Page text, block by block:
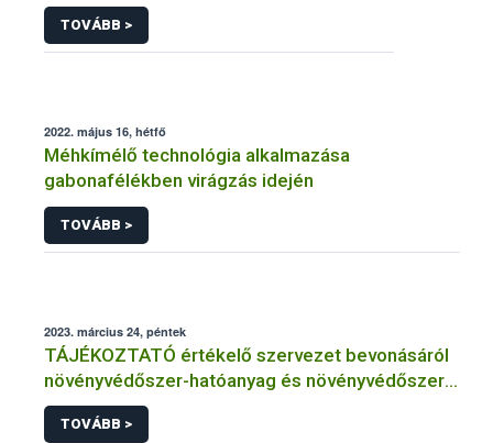
TOVÁBB >
2022. május 16, hétfő
Méhkímélő technológia alkalmazása
gabonafélékben virágzás idején
TOVÁBB >
2023. március 24, péntek
TÁJÉKOZTATÓ értékelő szervezet bevonásáról
növényvédőszer-hatóanyag és növényvédőszer
engedélyezésére, továbbá a meglévő engedély
meghosszabbítására vagy módosítására irányuló
TOVÁBB >